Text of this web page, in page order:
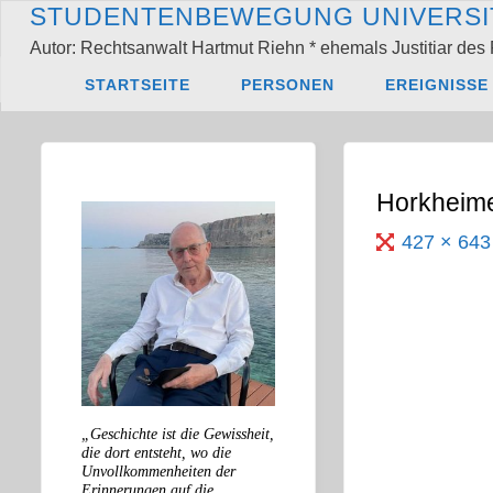
Zum
springen
STUDENTENBEWEGUNG UNIVERSI
Autor: Rechtsanwalt Hartmut Riehn * ehemals Justitiar des
STARTSEITE PERSONEN EREIGNISSE
StartHorkheimer-
Originalgröße
427 × 643
„Geschichte ist die Gewissheit,
die dort entsteht, wo die
Unvollkommenheiten der